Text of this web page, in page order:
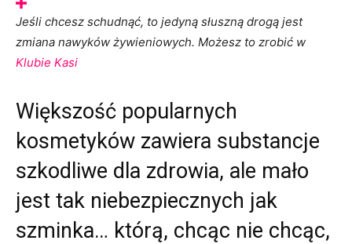
Jeśli chcesz schudnąć, to jedyną słuszną drogą jest
zmiana nawyków żywieniowych. Możesz to zrobić w
Klubie Kasi
Większość popularnych
kosmetyków zawiera substancje
szkodliwe dla zdrowia, ale mało
jest tak niebezpiecznych jak
szminka… którą, chcąc nie chcąc,